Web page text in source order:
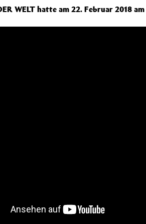
WELT hatte am 22. Februar 2018 am